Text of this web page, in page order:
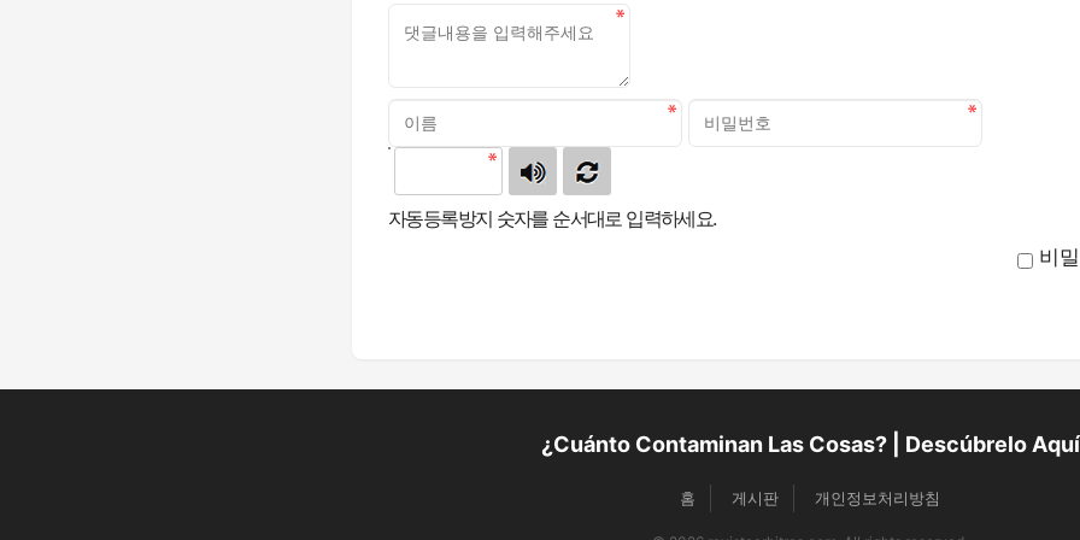
자동등록방지 숫자를 순서대로 입력하세요.
비
¿Cuánto Contaminan Las Cosas? | Descúbrelo Aquí
홈 게시판 개인정보처리방침